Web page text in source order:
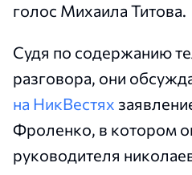
голос Михаила Титова.
Судя по содержанию
разговора, они
на НикВестях
Фроленко, в котором
руководителя